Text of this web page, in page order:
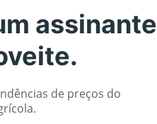
assinante
de preços do